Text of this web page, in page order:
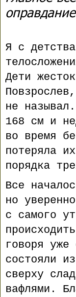
Я с
Дети
не
168 см и
во время
потеряла
порядка
Все
но
с самого
говоря
состояли
сверху
вафлями.